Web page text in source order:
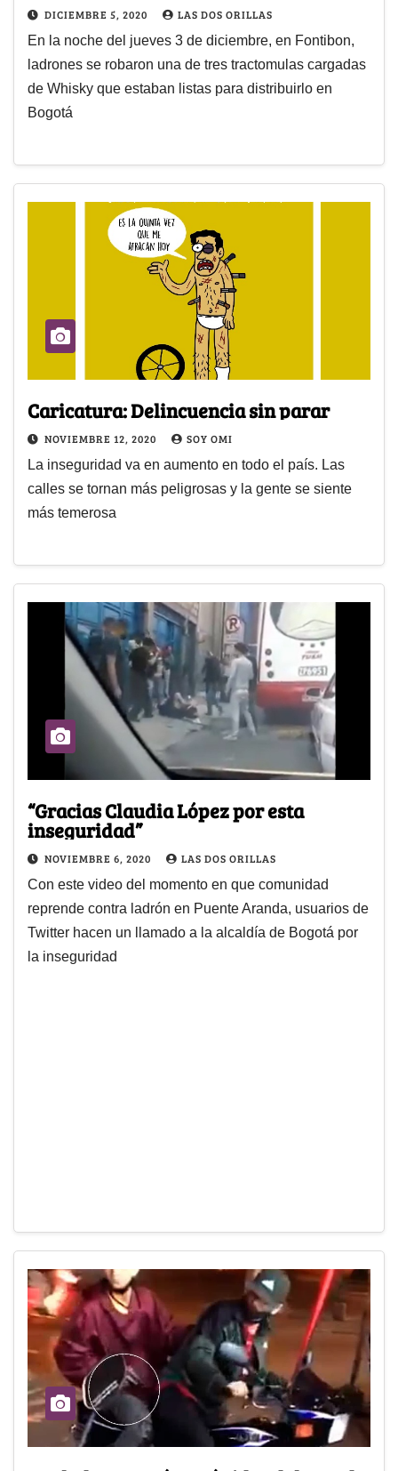
DICIEMBRE 5, 2020 LAS DOS ORILLAS
En la noche del jueves 3 de diciembre, en Fontibon,
ladrones se robaron una de tres tractomulas cargadas
de Whisky que estaban listas para distribuirlo en
Bogotá
Caricatura: Delincuencia sin parar
NOVIEMBRE 12, 2020 SOY OMI
La inseguridad va en aumento en todo el país. Las
calles se tornan más peligrosas y la gente se siente
más temerosa
“Gracias Claudia López por esta
inseguridad”
NOVIEMBRE 6, 2020 LAS DOS ORILLAS
Con este video del momento en que comunidad
reprende contra ladrón en Puente Aranda, usuarios de
Twitter hacen un llamado a la alcaldía de Bogotá por
la inseguridad